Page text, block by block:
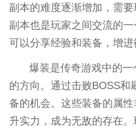
副本的难度逐渐增加，需要
副本也是玩家之间交流的
可以分享经验和装备，增进
爆装是传奇游戏中的
的方向。通过击败BOSS和
备的机会。这些装备的属
升实力，成为无敌的存在